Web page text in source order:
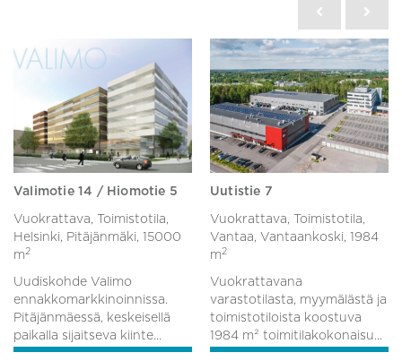
Valimotie 14 / Hiomotie 5
Vuokrattava, Toimistotila,
Helsinki, Pitäjänmäki, 15000
m 2
Uudiskohde Valimo
ennakkomarkkinoinnissa.
Pitäjänmäessä, keskeisellä
paikalla sijaitseva kiinte...
Uutistie 7
Vuokrattava, Toimistotila,
Vantaa, Vantaankoski, 1984
m 2
Vuokrattavana
varastotilasta, myymälästä ja
toimistotiloista koostuva
1984 m² toimitilakokonaisu...